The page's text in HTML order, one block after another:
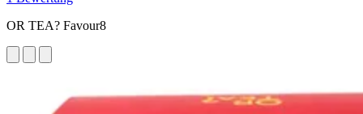
OR TEA? Favour8